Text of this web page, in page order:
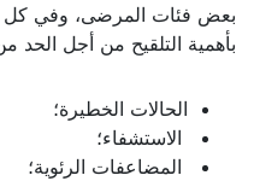
بعض فئات المرضى، وفي كل
بأهمية التلقيح من أجل الحد
الحالات الخطيرة؛
الاستشفاء؛
المضاعفات الرئوية؛